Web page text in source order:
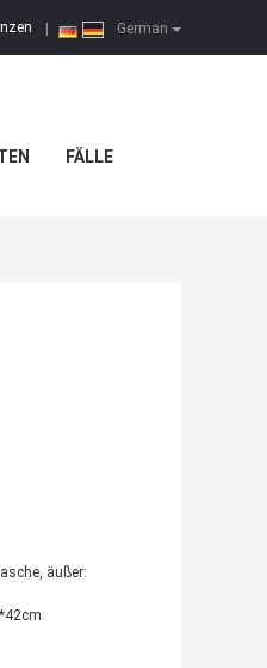
German
FÄLLE
äußer: